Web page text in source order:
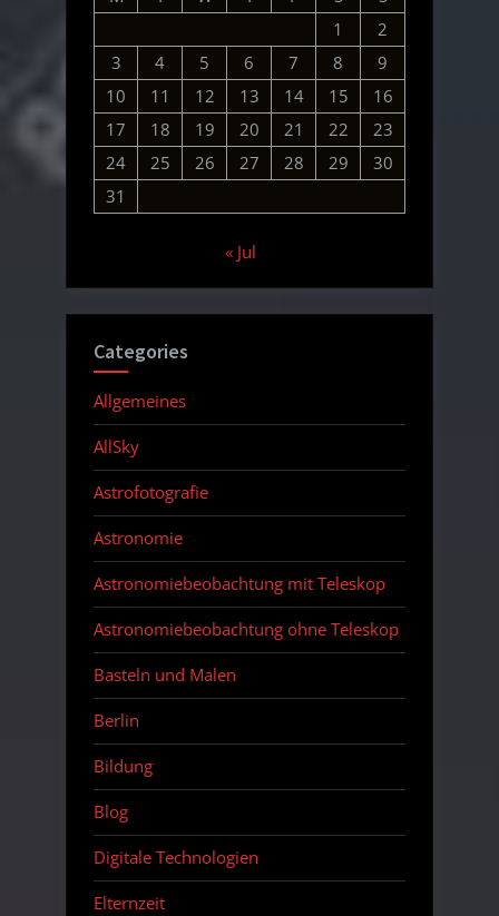
1
2
3
4 5 6 7 8
9
10
11 12 13 14 15
16
17
18 19 20 21 22
23
24
25 26 27 28 29
30
31
« Jul
Categories
Allgemeines
AllSky
Astrofotografie
Astronomie
Astronomiebeobachtung mit Teleskop
Astronomiebeobachtung ohne Teleskop
Basteln und Malen
Berlin
Bildung
Blog
Digitale Technologien
Elternzeit